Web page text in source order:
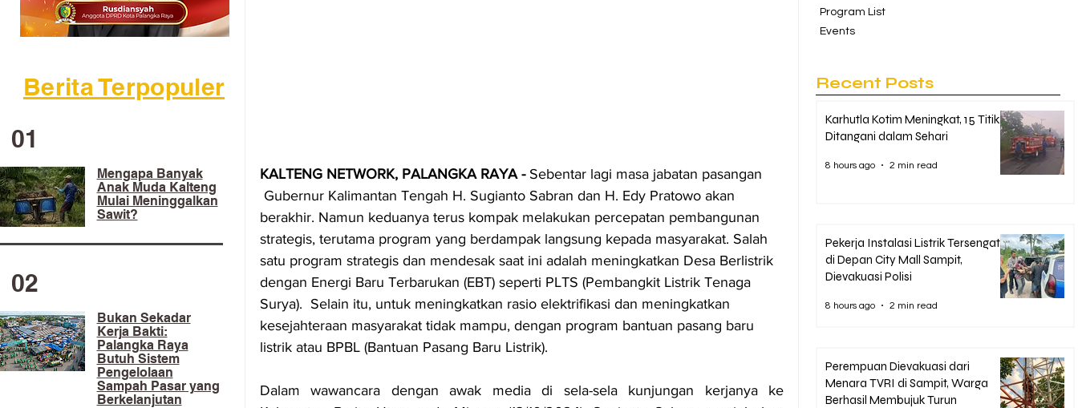
Berita Terpopuler
01
Mengapa Banyak
Anak Muda Kalteng
Mulai Meninggalkan
Sawit?
02
​Bukan Sekadar
Kerja Bakti:
Palangka Raya
Butuh Sistem
Pengelolaan
Sampah Pasar yang
Berkelanjutan
KALTENG NETWORK, PALANGKA RAYA - Sebentar lagi masa jabatan pasangan
Gubernur Kalimantan Tengah H. Sugianto Sabran dan H. Edy Pratowo akan
berakhir. Namun keduanya terus kompak melakukan percepatan pembangunan
strategis, terutama program yang berdampak langsung kepada masyarakat. Salah
satu program strategis dan mendesak saat ini adalah meningkatkan Desa Berlistrik
dengan Energi Baru Terbarukan (EBT) seperti PLTS (Pembangkit Listrik Tenaga
Surya).  Selain itu, untuk meningkatkan rasio elektrifikasi dan meningkatkan
kesejahteraan masyarakat tidak mampu, dengan program bantuan pasang baru
listrik atau BPBL (Bantuan Pasang Baru Listrik).
Dalam wawancara dengan awak media di sela-sela kunjungan kerjanya ke
Program List
Events
Recent Posts
Karhutla Kotim Meningkat, 15 Titik
Ditangani dalam Sehari
8 hours ago 2 min read
Pekerja Instalasi Listrik Tersengat
di Depan City Mall Sampit,
Dievakuasi Polisi
8 hours ago 2 min read
Perempuan Dievakuasi dari
Menara TVRI di Sampit, Warga
Berhasil Membujuk Turun